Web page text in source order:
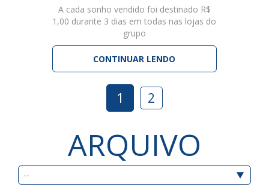
A cada sonho vendido foi destinado R$
1,00 durante 3 dias em todas nas lojas do
grupo
CONTINUAR LENDO
1 2
ARQUIVO